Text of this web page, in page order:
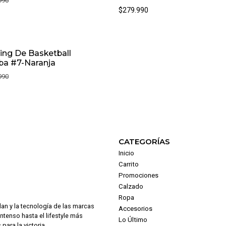
$279.990
De Basketball
#7-Naranja
y la tecnología de las marcas
hasta el lifestyle más
CATEGORÍAS
Inicio
Carrito
Promociones
Calzado
Ropa
Accesorios
Lo Último